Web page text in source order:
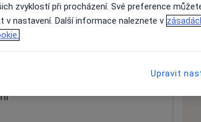
zvyklostí při procházení. Své preference
v nastavení. Další informace naleznete v
Upravit